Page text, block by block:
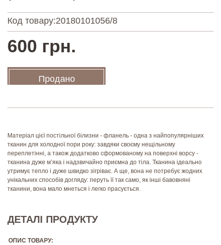
Код товару:20180101056/8
600 грн.
Продано
Матеріал цієї постільної білизни - фланель - одна з найпопулярніших
тканин для холодної пори року: завдяки своєму нещільному
переплетінні, а також додатково сформованому на поверхні ворсу -
тканина дуже м’яка і надзвичайно приємна до тіла. Тканина ідеально
утримує тепло і дуже швидко зігріває. А ще, вона не потребує жодних
унікальних способів догляду: перуть її так само, як інші бавовняні
тканини, вона мало мнеться і легко прасується.
ДЕТАЛІ ПРОДУКТУ
ОПИС ТОВАРУ: